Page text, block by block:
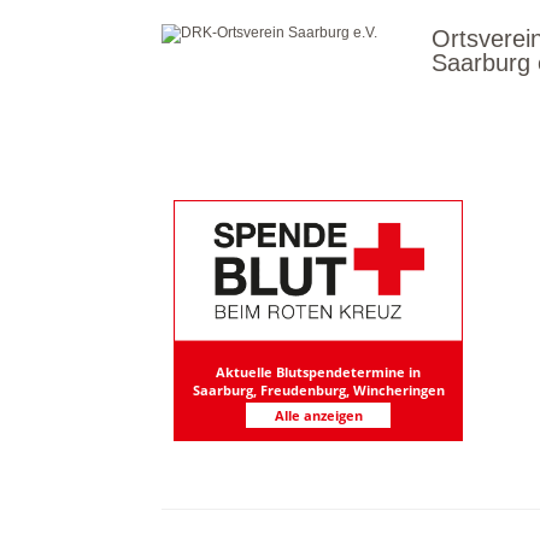
Saarburg
Aktuelle Blutspendetermine in
Saarburg, Freudenburg, Wincheringen
Alle anzeigen